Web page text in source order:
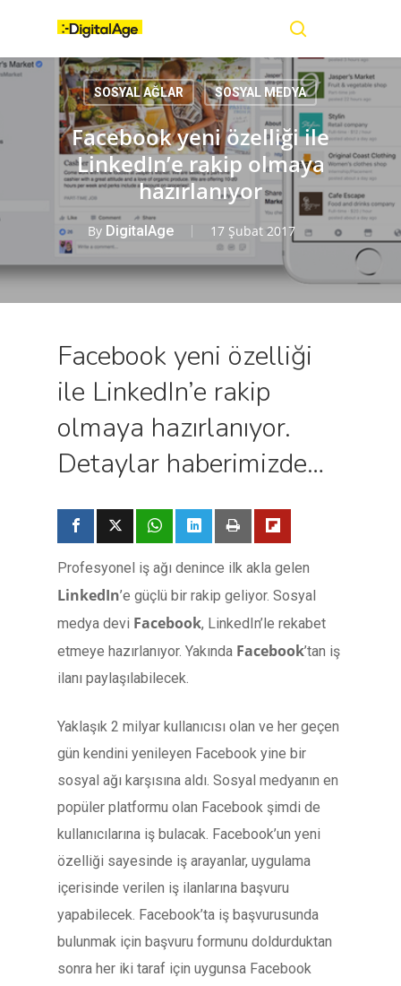
content
SOSYAL AĞLAR SOSYAL MEDYA
Facebook yeni özelliği ile
LinkedIn’e rakip olmaya
hazırlanıyor
By DigitalAge 17 Şubat 2017
Facebook yeni özelliği
ile LinkedIn’e rakip
olmaya hazırlanıyor.
Detaylar haberimizde…
Profesyonel iş ağı denince ilk akla gelen
LinkedIn’e güçlü bir rakip geliyor. Sosyal
medya devi Facebook, LinkedIn’le rekabet
etmeye hazırlanıyor. Yakında Facebook’tan iş
ilanı paylaşılabilecek.
Yaklaşık 2 milyar kullanıcısı olan ve her geçen
gün kendini yenileyen Facebook yine bir
sosyal ağı karşısına aldı. Sosyal medyanın en
popüler platformu olan Facebook şimdi de
kullanıcılarına iş bulacak. Facebook’un yeni
özelliği sayesinde iş arayanlar, uygulama
içerisinde verilen iş ilanlarına başvuru
yapabilecek. Facebook’ta iş başvurusunda
bulunmak için başvuru formunu doldurduktan
sonra her iki taraf için uygunsa Facebook